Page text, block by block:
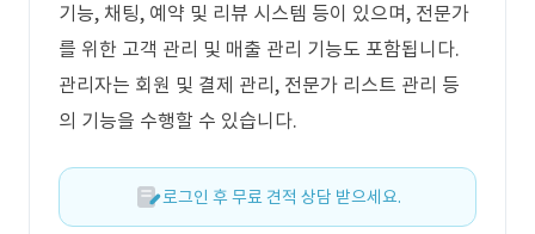
기능, 채팅, 예약 및 리뷰 시스템 등이 있으며, 전문가
를 위한 고객 관리 및 매출 관리 기능도 포함됩니다.
관리자는 회원 및 결제 관리, 전문가 리스트 관리 등
의 기능을 수행할 수 있습니다.
로그인 후 무료 견적 상담 받으세요.